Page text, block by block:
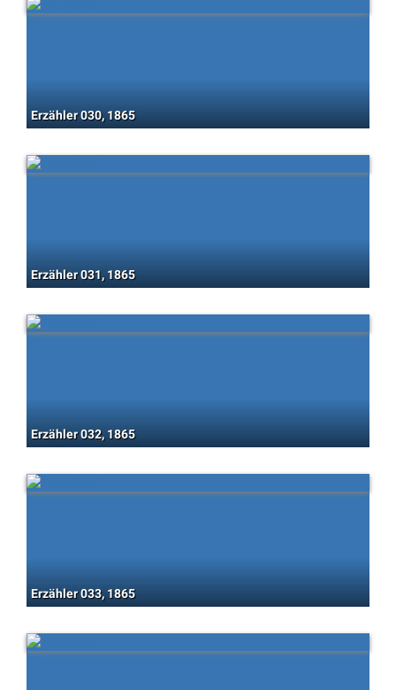
Erzähler 030, 1865
Erzähler 031, 1865
Erzähler 032, 1865
Erzähler 033, 1865